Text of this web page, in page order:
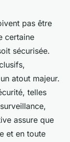
pas être
certaine
sécurisée.
atout majeur.
telles
assure que
et en toute